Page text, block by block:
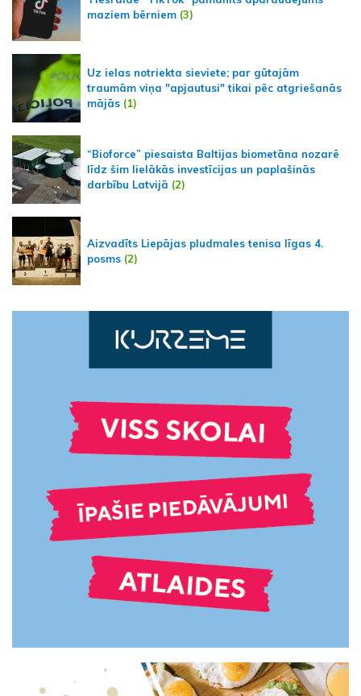
maziem bērniem (3)
Uz ielas notriekta sieviete; par gūtajām
traumām viņa "apjautusi" tikai pēc atgriešanās
mājās (1)
“Bioforce” piesaista Baltijas biometāna nozarē
līdz šim lielākās investīcijas un paplašinās
darbību Latvijā (2)
Aizvadīts Liepājas pludmales tenisa līgas 4.
posms (2)